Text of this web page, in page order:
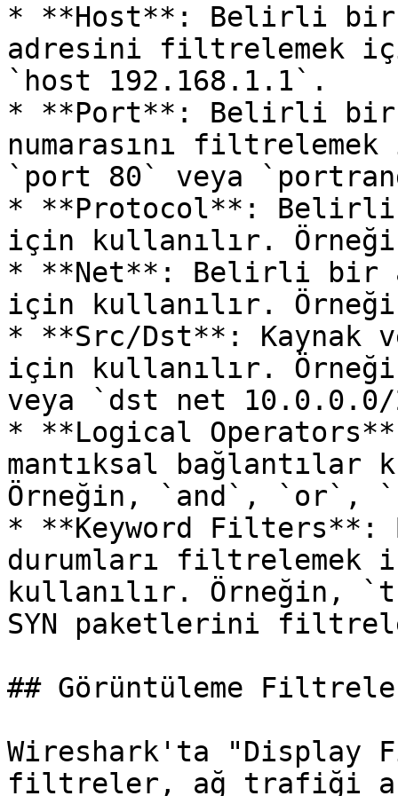
* **Host**: Belirli bir
adresini filtrelemek
`host 192.168.1.1`.
* **Port**: Belirli bir
numarasını
`port 80` veya
* **Protocol**:
için kullanılır.
* **Net**: Belirli bir
için kullanılır.
* **Src/Dst**: Kaynak
için kullanılır.
veya `dst net
* **Logical
mantıksal bağlantılar
Örneğin, `and`, `or`,
* **Keyword
durumları filtrelemek
kullanılır. Örneğin,
SYN paketlerini
## Görüntüleme
Wireshark'ta "Display
filtreler, ağ trafiği